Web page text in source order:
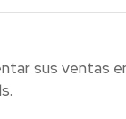
sus ventas